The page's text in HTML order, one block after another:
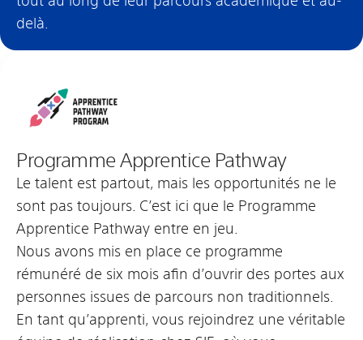
delà.
Programme Apprentice Pathway
Le talent est partout, mais les opportunités ne le
sont pas toujours. C’est ici que le Programme
Apprentice Pathway entre en jeu.
Nous avons mis en place ce programme
rémunéré de six mois afin d’ouvrir des portes aux
personnes issues de parcours non traditionnels.
En tant qu’apprenti, vous rejoindrez une véritable